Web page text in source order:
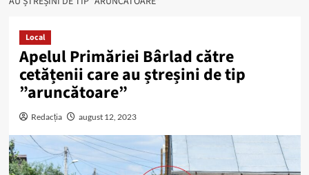
Local
Apelul Primăriei Bârlad către
cetățenii care au ștreșini de tip
”aruncătoare”
Redacția august 12, 2023